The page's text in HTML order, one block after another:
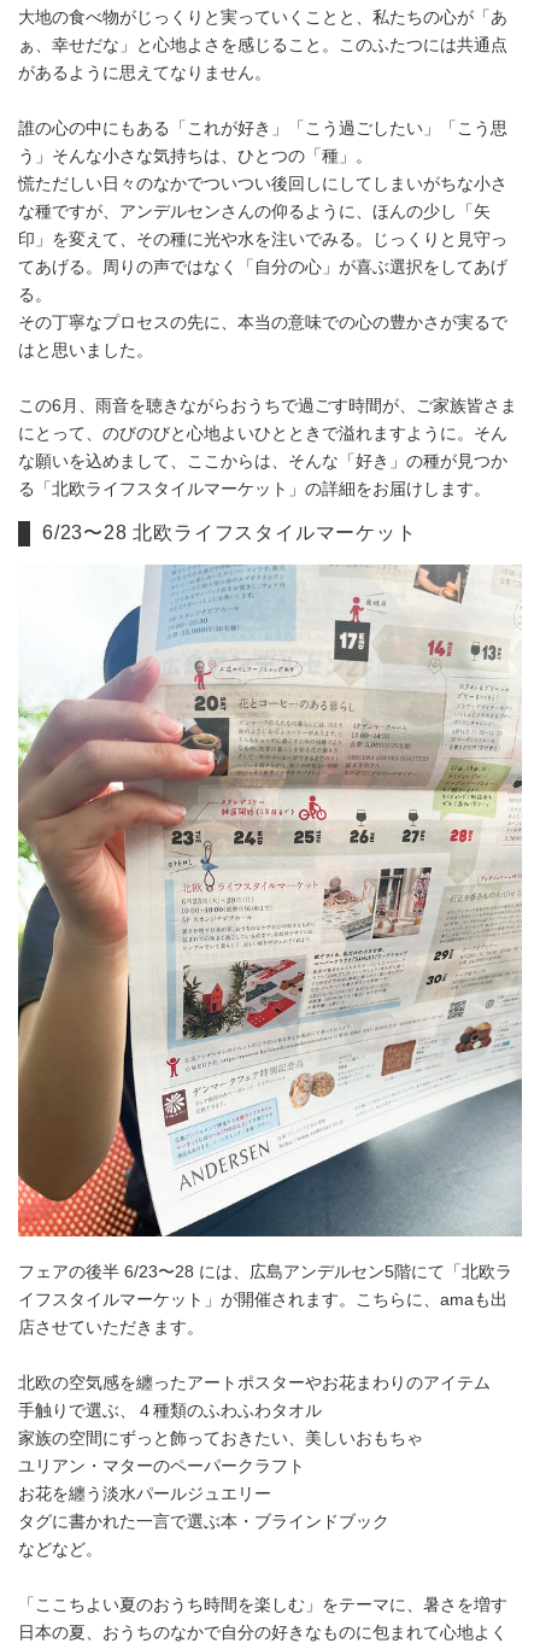
大地の食べ物がじっくりと実っていくことと、私たちの心が「あ
ぁ、幸せだな」と心地よさを感じること。このふたつには共通点
があるように思えてなりません。
誰の心の中にもある「これが好き」「こう過ごしたい」「こう思
う」そんな小さな気持ちは、ひとつの「種」。
慌ただしい日々のなかでついつい後回しにしてしまいがちな小さ
な種ですが、アンデルセンさんの仰るように、ほんの少し「矢
印」を変えて、その種に光や水を注いでみる。じっくりと見守っ
てあげる。周りの声ではなく「自分の心」が喜ぶ選択をしてあげ
る。
その丁寧なプロセスの先に、本当の意味での心の豊かさが実るで
はと思いました。
この6月、雨音を聴きながらおうちで過ごす時間が、ご家族皆さま
にとって、のびのびと心地よいひとときで溢れますように。そん
な願いを込めまして、ここからは、そんな「好き」の種が見つか
る「北欧ライフスタイルマーケット」の詳細をお届けします。
6/23〜28 北欧ライフスタイルマーケット
フェアの後半 6/23〜28 には、広島アンデルセン5階にて「北欧ラ
イフスタイルマーケット」が開催されます。こちらに、amaも出
店させていただきます。
北欧の空気感を纏ったアートポスターやお花まわりのアイテム
手触りで選ぶ、４種類のふわふわタオル
家族の空間にずっと飾っておきたい、美しいおもちゃ
ユリアン・マターのペーパークラフト
お花を纏う淡水パールジュエリー
タグに書かれた一言で選ぶ本・ブラインドブック
などなど。
「ここちよい夏のおうち時間を楽しむ」をテーマに、暑さを増す
日本の夏、おうちのなかで自分の好きなものに包まれて心地よく